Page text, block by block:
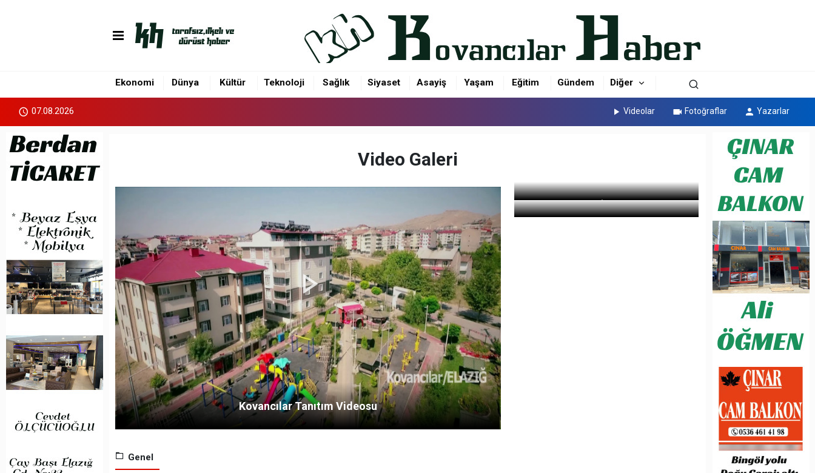
Ekonomi Dünya Kültür Teknoloji Sağlık Siyaset Asayiş Yaşam Eğitim Gündem Diğer
07.08.2026 Videolar Fotoğraflar Yazarlar
Video Galeri
Kovancılar Tanıtım Videosu
Genel